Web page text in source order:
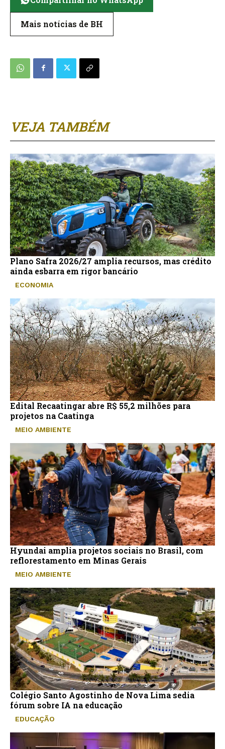
VEJA TAMBÉM
Plano Safra 2026/27 amplia recursos, mas crédito
ainda esbarra em rigor bancário
ECONOMIA
Edital Recaatingar abre R$ 55,2 milhões para
projetos na Caatinga
MEIO AMBIENTE
Hyundai amplia projetos sociais no Brasil, com
reflorestamento em Minas Gerais
MEIO AMBIENTE
Colégio Santo Agostinho de Nova Lima sedia
fórum sobre IA na educação
EDUCAÇÃO
Mais notícias de BH